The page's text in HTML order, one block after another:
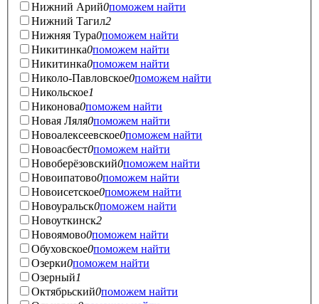
Нижний Арий0поможем найти
Нижний Тагил2
Нижняя Тура0поможем найти
Никитинка0поможем найти
Никитинка0поможем найти
Николо-Павловское0поможем найти
Никольское1
Никонова0поможем найти
Новая Ляля0поможем найти
Новоалексеевское0поможем найти
Новоасбест0поможем найти
Новоберёзовский0поможем найти
Новоипатово0поможем найти
Новоисетское0поможем найти
Новоуральск0поможем найти
Новоуткинск2
Новоямово0поможем найти
Обуховское0поможем найти
Озерки0поможем найти
Озерный1
Октябрьский0поможем найти